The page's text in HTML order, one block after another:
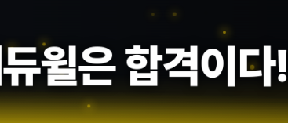
에듀윌은 합격이다!